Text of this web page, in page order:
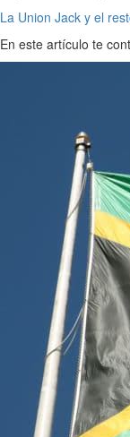
La Union Jack y el
En este artículo te